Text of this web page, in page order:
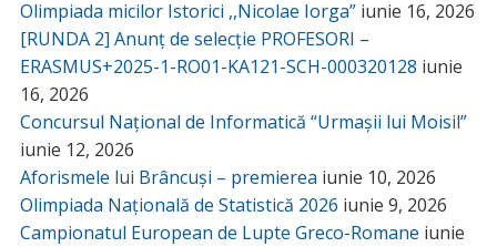
Olimpiada micilor Istorici ,,Nicolae Iorga” iunie 16, 2026
[RUNDA 2] Anunț de selecție PROFESORI –
ERASMUS+2025-1-RO01-KA121-SCH-000320128 iunie
16, 2026
Concursul Național de Informatică “Urmașii lui Moisil”
iunie 12, 2026
Aforismele lui Brâncuși – premierea iunie 10, 2026
Olimpiada Națională de Statistică 2026 iunie 9, 2026
Campionatul European de Lupte Greco-Romane iunie